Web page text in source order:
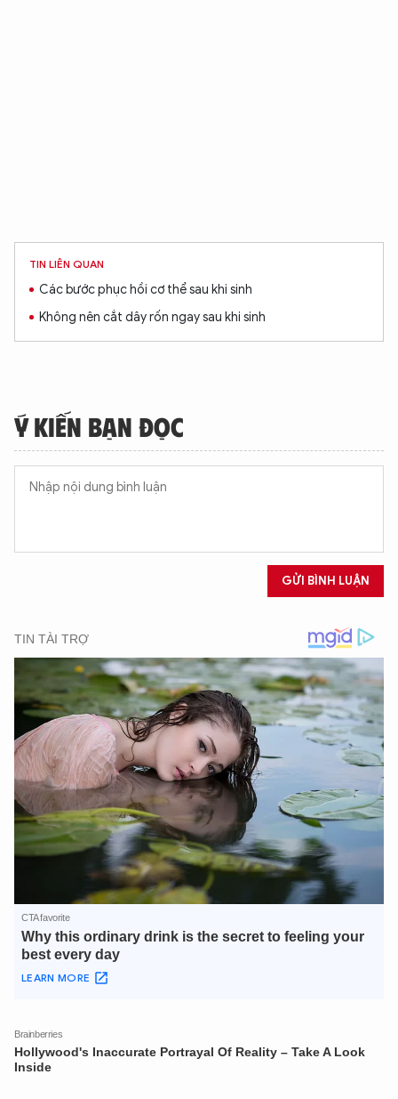
TIN LIÊN QUAN
Các bước phục hồi cơ thể sau khi sinh
Không nên cắt dây rốn ngay sau khi sinh
Ý KIẾN BẠN ĐỌC
GỬI BÌNH LUẬN